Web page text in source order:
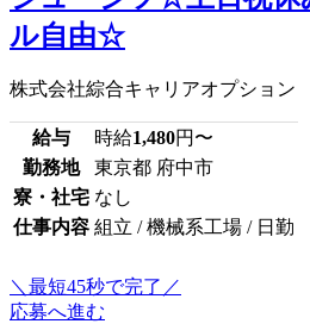
ル自由☆
株式会社綜合キャリアオプション
給与 時給1,480円〜
勤務地
東京都 府中市
寮・社宅 なし
仕事内容 組立 / 機械系工場 / 日勤
＼最短45秒で完了／
応募へ進む